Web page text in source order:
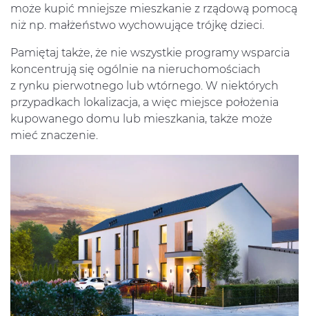
Inwestycje
może kupić mniejsze mieszkanie z rządową pomocą
niż np. małżeństwo wychowujące trójkę dzieci.
Pamiętaj także, że nie wszystkie programy wsparcia
koncentrują się ogólnie na nieruchomościach
z rynku pierwotnego lub wtórnego. W niektórych
przypadkach lokalizacja, a więc miejsce położenia
kupowanego domu lub mieszkania, także może
mieć znaczenie.